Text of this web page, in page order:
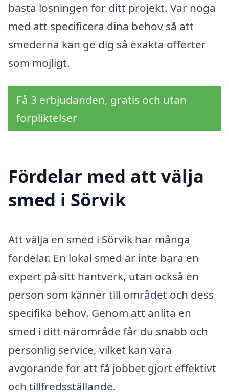
bästa lösningen för ditt projekt. Var noga
med att specificera dina behov så att
smederna kan ge dig så exakta offerter
som möjligt.
Få 3 erbjudanden, gratis och utan
förpliktelser
Fördelar med att välja
smed i Sörvik
Att välja en smed i Sörvik har många
fördelar. En lokal smed är inte bara en
expert på sitt hantverk, utan också en
person som känner till området och dess
specifika behov. Genom att anlita en
smed i ditt närområde får du snabb och
personlig service, vilket kan vara
avgörande för att få jobbet gjort effektivt
och tillfredsställande.